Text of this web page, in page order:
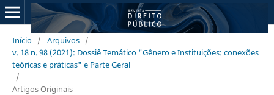
Início / Arquivos /
v. 18 n. 98 (2021): Dossiê Temático "Gênero e Instituições: conexões
teóricas e práticas" e Parte Geral
/
Artigos Originais